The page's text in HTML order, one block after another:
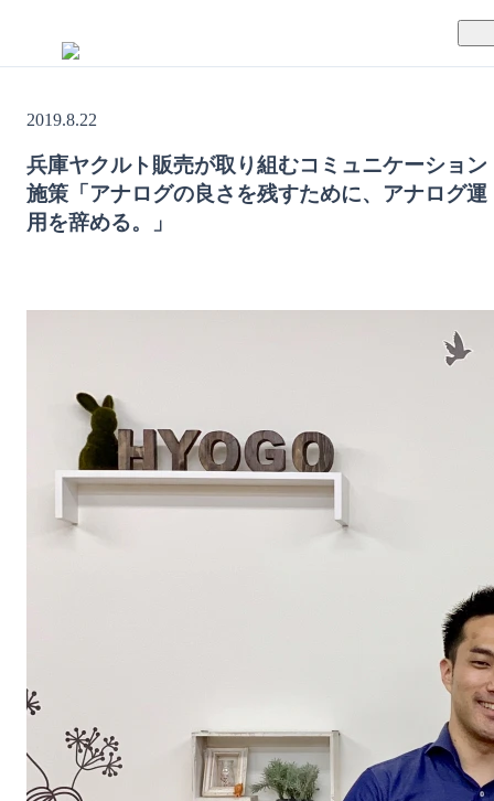
TUNAGの特徴
サポート体制
導入事例
運営会社
お役立ち資料
資料ダウンロード
無料デモを見る
2019.8.22
兵庫ヤクルト販売が取り組むコミュニケーション
施策「アナログの良さを残すために、アナログ運
用を辞める。」